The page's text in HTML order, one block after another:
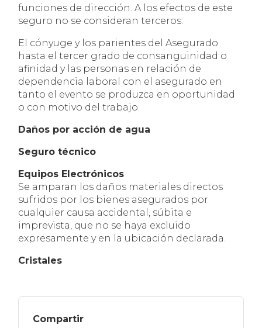
funciones de dirección. A los efectos de este
seguro no se consideran terceros:
El cónyuge y los parientes del Asegurado
hasta el tercer grado de consanguinidad o
afinidad y las personas en relación de
dependencia laboral con el asegurado en
tanto el evento se produzca en oportunidad
o con motivo del trabajo.
Daños por acción de agua
Seguro técnico
Equipos Electrónicos
Se amparan los daños materiales directos
sufridos por los bienes asegurados por
cualquier causa accidental, súbita e
imprevista, que no se haya excluido
expresamente y en la ubicación declarada.
Cristales
Compartir